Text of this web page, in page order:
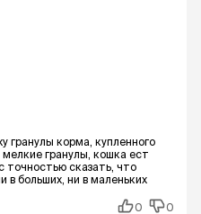
гранулы корма, купленного
гранулы, кошка ест
точностью сказать, что
в больших, ни в маленьких
0
0